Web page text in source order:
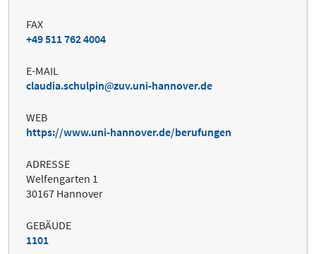
FAX
+49 511 762 4004
E-MAIL
claudia.schulpin
zuv.uni-hannover.de
WEB
https://www.uni-hannover.de/berufungen
ADRESSE
Welfengarten 1
30167 Hannover
GEBÄUDE
1101